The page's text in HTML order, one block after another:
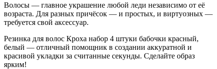
Волосы — главное украшение любой леди независимо от её
возраста. Для разных причёсок — и простых, и виртуозных —
требуется свой аксессуар.
Резинка для волос Кроха набор 4 штуки бабочки красный,
белый — отличный помощник в создании аккуратной и
красивой укладки за считанные секунды. Сделайте образ
ярким!